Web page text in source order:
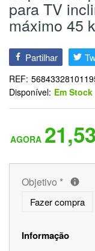
para TV
máximo 45
Partilhar
REF:
Disponível: Em Stock
Objetivo *
Fazer compra
Informação